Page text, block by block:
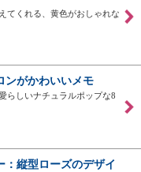
てくれる、黄色がおしゃれな
ンがかわいいメモ
らしいナチュラルポップな8
：縦型ローズのデザイ